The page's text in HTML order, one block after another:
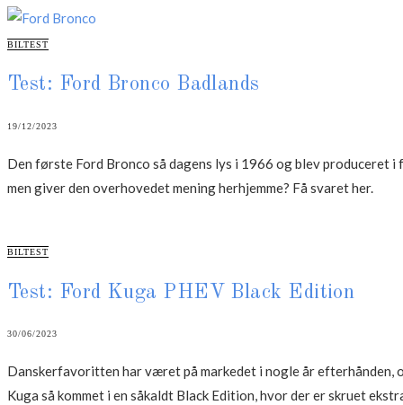
CATEGORIES
BILTEST
Test: Ford Bronco Badlands
19/12/2023
Den første Ford Bronco så dagens lys i 1966 og blev produceret
men giver den overhovedet mening herhjemme? Få svaret her.
CATEGORIES
BILTEST
Test: Ford Kuga PHEV Black Edition
30/06/2023
Danskerfavoritten har været på markedet i nogle år
Kuga så kommet i en såkaldt Black Edition, hvor der er skruet